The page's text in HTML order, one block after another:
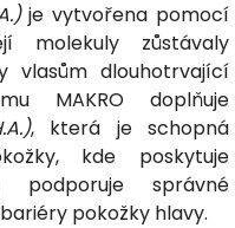
je vytvořena pomocí
molekuly zůstávaly
vlasům dlouhotrvající
MAKRO doplňuje
, která je schopná
kde poskytuje
podporuje správné
pokožky hlavy.